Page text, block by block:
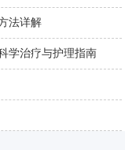
法详解
学治疗与护理指南